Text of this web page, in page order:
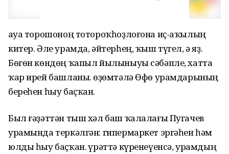
Һауа торошоноң тотороҡһоҙлоғона иҫ-аҡылың
китер. Әле урамда, әйтерһең, ҡыш түгел, ә яҙ.
Бөгөн көндөң ҡапыл йылыныуы сәбәпле, хатта
ҡар ирей башланы. Һөҙөмтәлә Өфө урамдарының
береһен һыу баҫҡан.
Был ғәҙәттән тыш хәл баш ҡалалағы Пугачев
урамында теркәлгән: гипермаркет эргәһен һәм
юлды һыу баҫҡан. Һүрәттә күренеүенсә, урамдың